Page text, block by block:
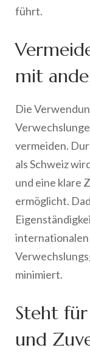
führt.
mit
Die
vermeiden.
als Schweiz
und eine klare
ermöglicht.
minimiert.
Steht
und